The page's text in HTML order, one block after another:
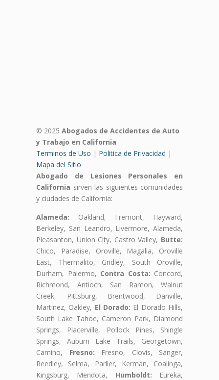
© 2025 Abogados de Accidentes de Auto
y Trabajo en California
Terminos de Uso | Politica de Privacidad |
Mapa del Sitio
Abogado de Lesiones Personales en
California sirven las siguientes comunidades
y ciudades de California:
Alameda: Oakland, Fremont, Hayward,
Berkeley, San Leandro, Livermore, Alameda,
Pleasanton, Union City, Castro Valley, Butte:
Chico, Paradise, Oroville, Magalia, Oroville
East, Thermalito, Gridley, South Oroville,
Durham, Palermo, Contra Costa: Concord,
Richmond, Antioch, San Ramon, Walnut
Creek, Pittsburg, Brentwood, Danville,
Martinez, Oakley, El Dorado: El Dorado Hills,
South Lake Tahoe, Cameron Park, Diamond
Springs, Placerville, Pollock Pines, Shingle
Springs, Auburn Lake Trails, Georgetown,
Camino, Fresno: Fresno, Clovis, Sanger,
Reedley, Selma, Parlier, Kerman, Coalinga,
Kingsburg, Mendota, Humboldt: Eureka,